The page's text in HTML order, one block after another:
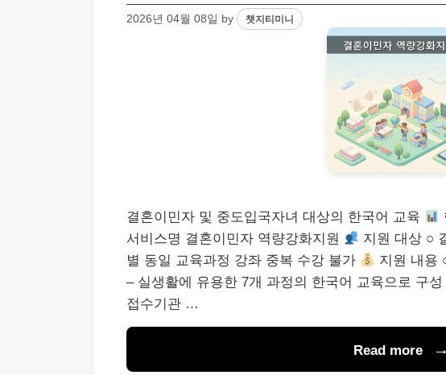
2026년 04월 08일 by 챗지티미니
결혼이민자 및 중도입국자녀 대상의 한국어 교육
서비스명 결혼이민자 역량강화지원
지원 대상 ○
별 동일 교육과정 강좌 중복 수강 불가
지원 내용
– 실생활에 유용한 7개 과정의 한국어 교육으로 구성
접수기관 …
Read more